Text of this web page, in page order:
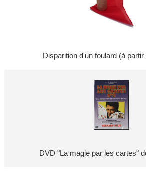
Disparition d'un foulard (à partir
DVD "La magie par les cartes"